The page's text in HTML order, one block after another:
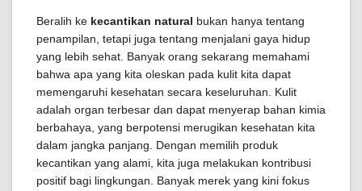
Beralih ke kecantikan natural bukan hanya tentang
penampilan, tetapi juga tentang menjalani gaya hidup
yang lebih sehat. Banyak orang sekarang memahami
bahwa apa yang kita oleskan pada kulit kita dapat
memengaruhi kesehatan secara keseluruhan. Kulit
adalah organ terbesar dan dapat menyerap bahan kimia
berbahaya, yang berpotensi merugikan kesehatan kita
dalam jangka panjang. Dengan memilih produk
kecantikan yang alami, kita juga melakukan kontribusi
positif bagi lingkungan. Banyak merek yang kini fokus